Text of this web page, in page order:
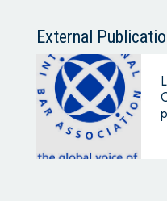
External